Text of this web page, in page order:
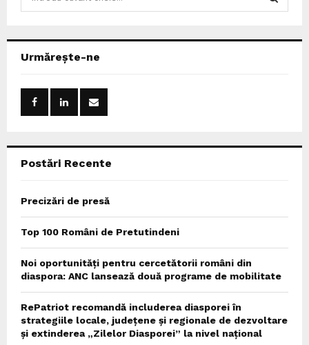
h
Urmărește-ne
Postări Recente
Precizări de presă
Top 100 Români de Pretutindeni
Noi oportunități pentru cercetătorii români din
diaspora: ANC lansează două programe de mobilitate
RePatriot recomandă includerea diasporei în
strategiile locale, județene și regionale de dezvoltare
și extinderea „Zilelor Diasporei” la nivel național